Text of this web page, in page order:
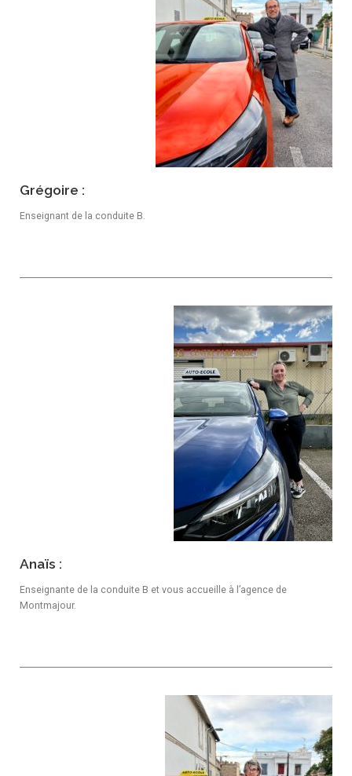
Grégoire :
Enseignant de la conduite B.
Anaïs :
Enseignante de la conduite B et vous accueille à l’agence de
Montmajour.